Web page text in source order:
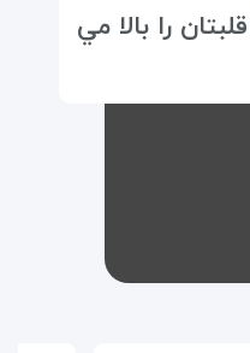
را بالا مي